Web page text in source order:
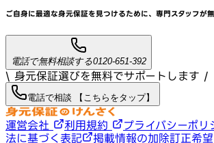
ご自身に最適な身元保証を見つけるために、 専門スタッフが
電話で無料相談する0120-651-392
\ 身元保証選びを無料でサポートします /
電話で相談 【こちらをタップ】
運営会社 利用規約 プライバシーポリ
法に基づく表記
掲載情報の加除訂正希